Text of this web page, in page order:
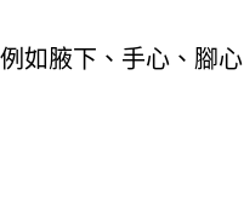
如腋下、手心、腳心